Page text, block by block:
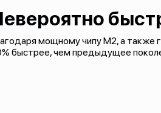
мощному чипу M2, а также
быстрее, чем предыдущее